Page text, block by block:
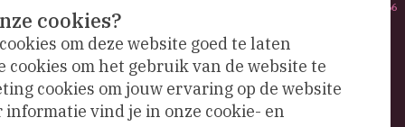
1566
cookies?
om deze website goed te laten
om het gebruik van de website te
cookies om jouw ervaring op de website
informatie vind je in onze cookie- en